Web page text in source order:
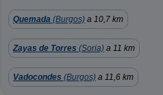
Quemada (Burgos) a 10,7 km
Zayas de Torres (Soria) a 11 km
Vadocondes (Burgos) a 11,6 km